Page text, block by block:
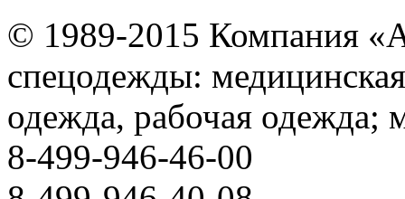
© 1989-2015 Компания
спецодежды:
одежда, рабочая одежда;
8-499-946-46-00